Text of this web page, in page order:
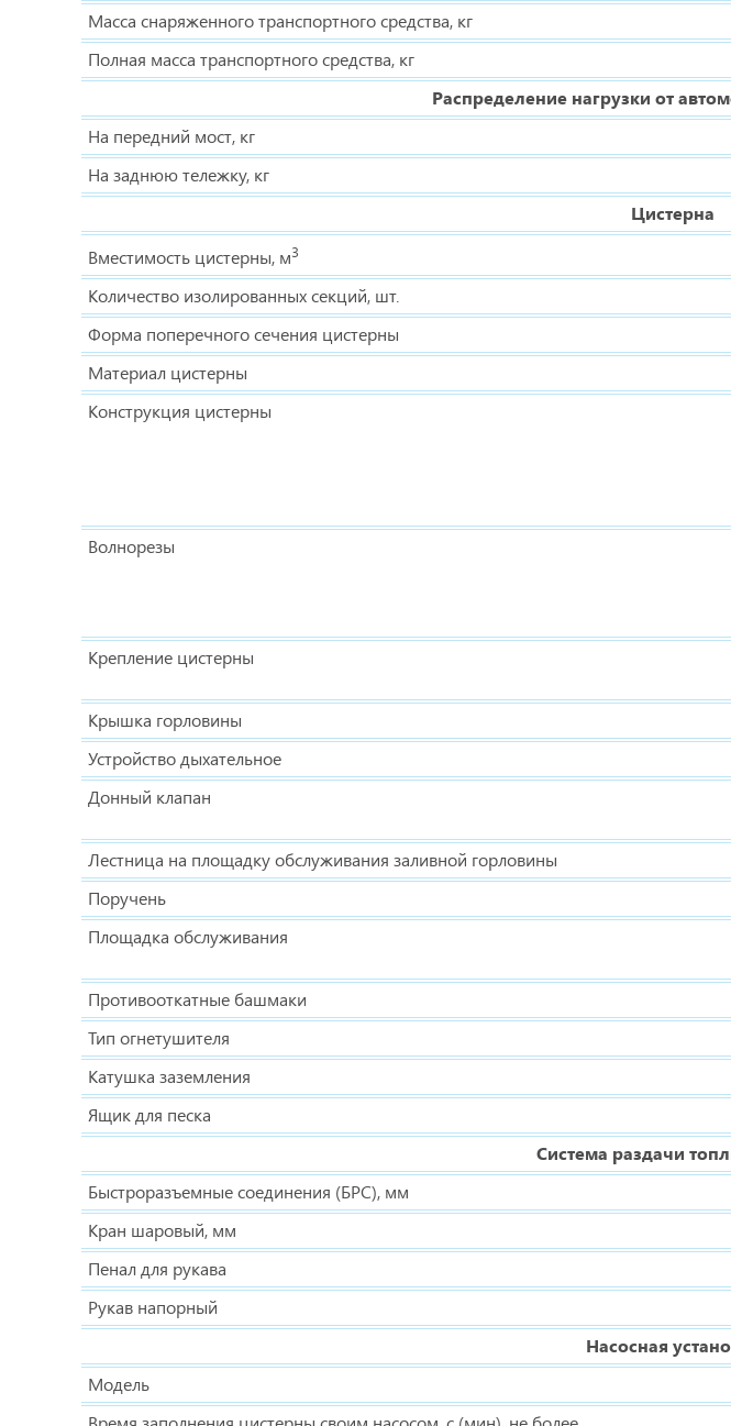
Масса снаряженного транспортного средства, кг
Полная масса транспортного средства, кг
Распределение нагрузки от
На передний мост, кг
На заднюю тележку, кг
Цистерна
Вместимость цистерны, м3
Количество изолированных секций, шт.
Форма поперечного сечения цистерны
Материал цистерны
Конструкция цистерны
Волнорезы
Крепление цистерны
Крышка горловины
Устройство дыхательное
Донный клапан
Лестница на площадку обслуживания заливной горловины
Поручень
Площадка обслуживания
Противооткатные башмаки
Тип огнетушителя
Катушка заземления
Ящик для песка
Система раздачи
Быстроразъемные соединения (БРС), мм
Кран шаровый, мм
Пенал для рукава
Рукав напорный
Насосная
Модель